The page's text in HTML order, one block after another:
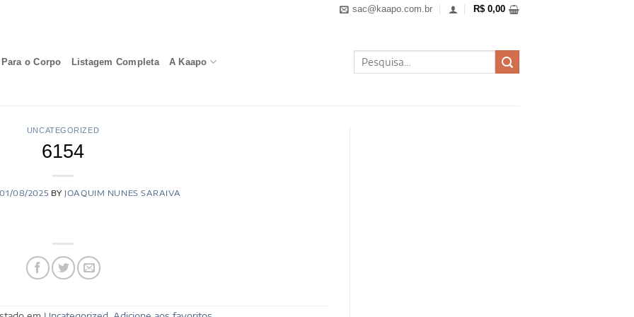
sac@kaapo.com.br R$ 0,00
Para o Corpo Listagem Completa A Kaapo
Pesquisar
por:
UNCATEGORIZED
6154
01/08/2025 BY JOAQUIM NUNES SARAIVA